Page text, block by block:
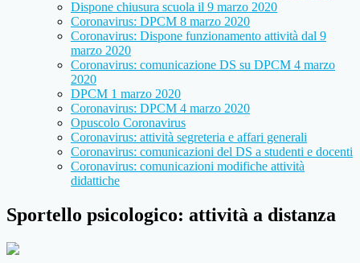
Dispone chiusura scuola il 9 marzo 2020
Coronavirus: DPCM 8 marzo 2020
Coronavirus: Dispone funzionamento attività dal 9
marzo 2020
Coronavirus: comunicazione DS su DPCM 4 marzo
2020
DPCM 1 marzo 2020
Coronavirus: DPCM 4 marzo 2020
Opuscolo Coronavirus
Coronavirus: attività segreteria e affari generali
Coronavirus: comunicazioni del DS a studenti e docenti
Coronavirus: comunicazioni modifiche attività
didattiche
Sportello psicologico: attività a distanza